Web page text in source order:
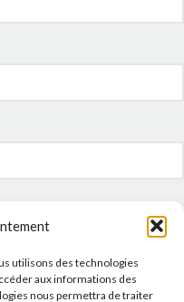
utilisons des technologies
aux informations des
nous permettra de traiter